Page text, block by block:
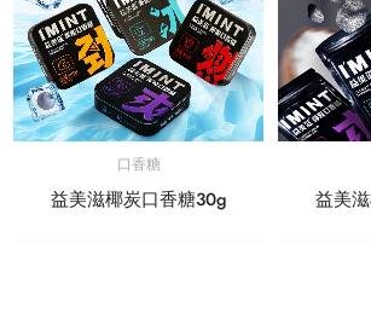
口香糖
益美滋椰炭口香糖30g 益美